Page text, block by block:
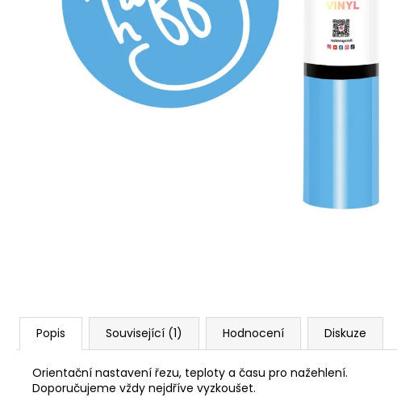
Popis Související (1) Hodnocení Diskuze
Orientační nastavení řezu, teploty a času pro nažehlení.
Doporučujeme vždy nejdříve vyzkoušet.